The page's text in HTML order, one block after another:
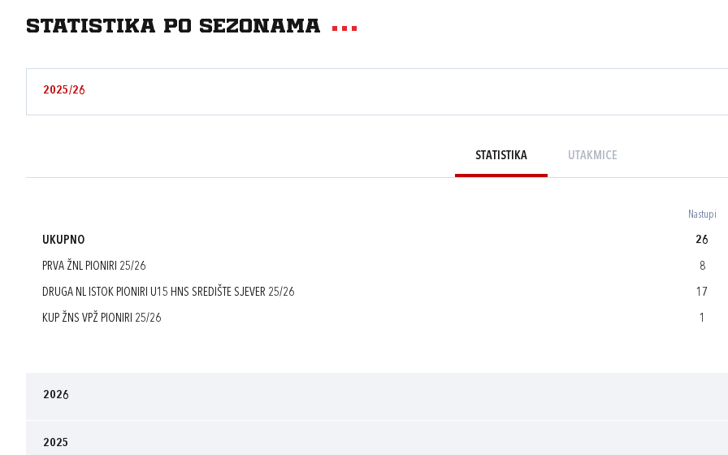
Statistika po sezonama
2025/26
STATISTIKA UTAKMICE
Nastupi
UKUPNO 26
PRVA ŽNL PIONIRI 25/26 8
DRUGA NL ISTOK PIONIRI U15 HNS SREDIŠTE SJEVER 25/26 17
KUP ŽNS VPŽ PIONIRI 25/26 1
2026
2025